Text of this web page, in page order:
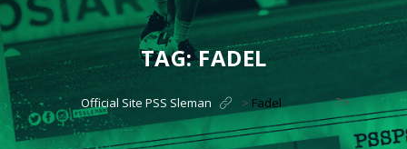
TAG:FADEL
Official Site PSS Sleman > Fadel ?>